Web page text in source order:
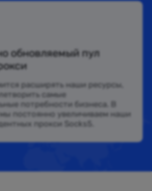
обновляемый пул
расширять наши ресурсы,
самые
потребности бизнеса. В
постоянно увеличиваем наши
прокси Socks5.